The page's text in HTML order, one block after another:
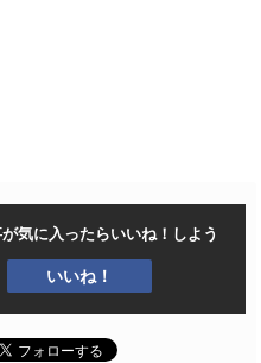
気に入ったらいいね！しよう
いいね！